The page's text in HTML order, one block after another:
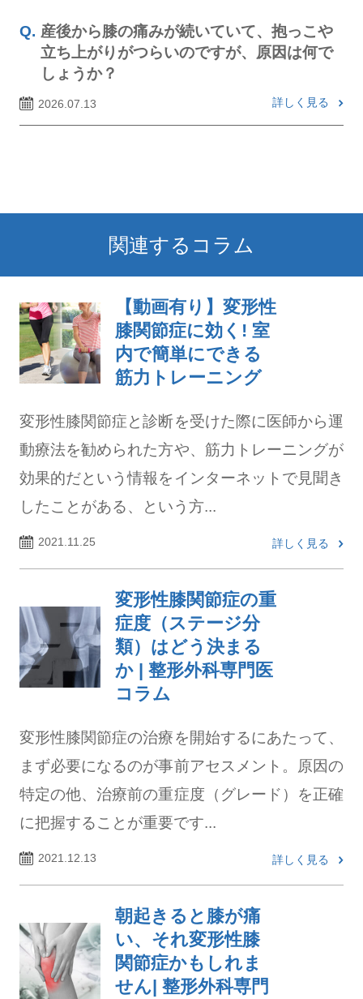
産後から膝の痛みが続いていて、抱っこや
立ち上がりがつらいのですが、原因は何で
しょうか？
2026.07.13 詳しく見る
関連するコラム
【動画有り】変形性
膝関節症に効く! 室
内で簡単にできる
筋力トレーニング
変形性膝関節症と診断を受けた際に医師から運
動療法を勧められた方や、筋力トレーニングが
効果的だという情報をインターネットで見聞き
したことがある、という方...
2021.11.25 詳しく見る
変形性膝関節症の重
症度（ステージ分
類）はどう決まる
か | 整形外科専門医
コラム
変形性膝関節症の治療を開始するにあたって、
まず必要になるのが事前アセスメント。原因の
特定の他、治療前の重症度（グレード）を正確
に把握することが重要です...
2021.12.13 詳しく見る
朝起きると膝が痛
い、それ変形性膝
関節症かもしれま
せん| 整形外科専門